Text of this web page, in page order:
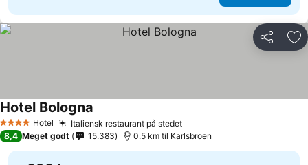
Del
4 StjernerHotel Italiensk restaurant på stedetSe priser
Hotel Bologna
8,4 Meget godt 15.383 0.5 km til Karlsbroen